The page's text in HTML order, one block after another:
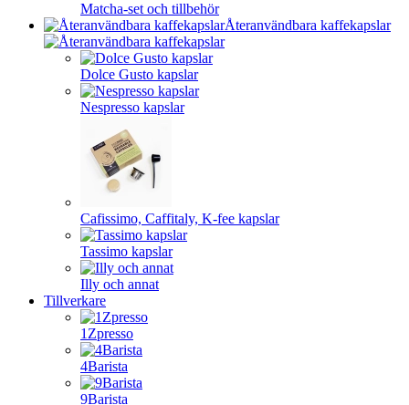
Matcha-set och tillbehör
Återanvändbara kaffekapslar
Dolce Gusto kapslar
Nespresso kapslar
Cafissimo, Caffitaly, K-fee kapslar
Tassimo kapslar
Illy och annat
Tillverkare
1Zpresso
4Barista
9Barista